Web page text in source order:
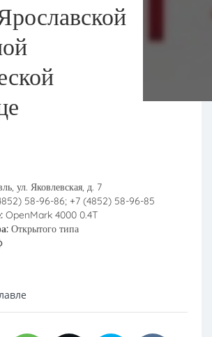
ул. Яковлевская, д. 7
58-96-86; +7 (4852) 58-96-85
OpenMark 4000 0.4T
Открытого типа